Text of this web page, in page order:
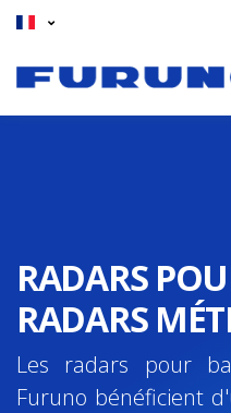
RADARS
RADARS
Les radars pour
Furuno bénéficient